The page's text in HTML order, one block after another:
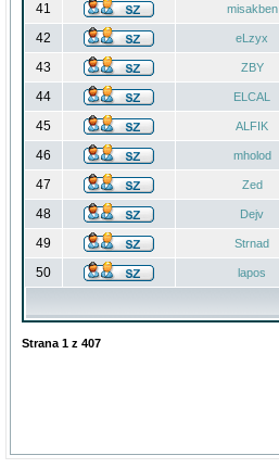
41 misakben
42 eLzyx
43 ZBY
44 ELCAL
45 ALFIK
46 mholod
47 Zed
48 Dejv
49 Strnad
50 lapos
Strana 1 z 407